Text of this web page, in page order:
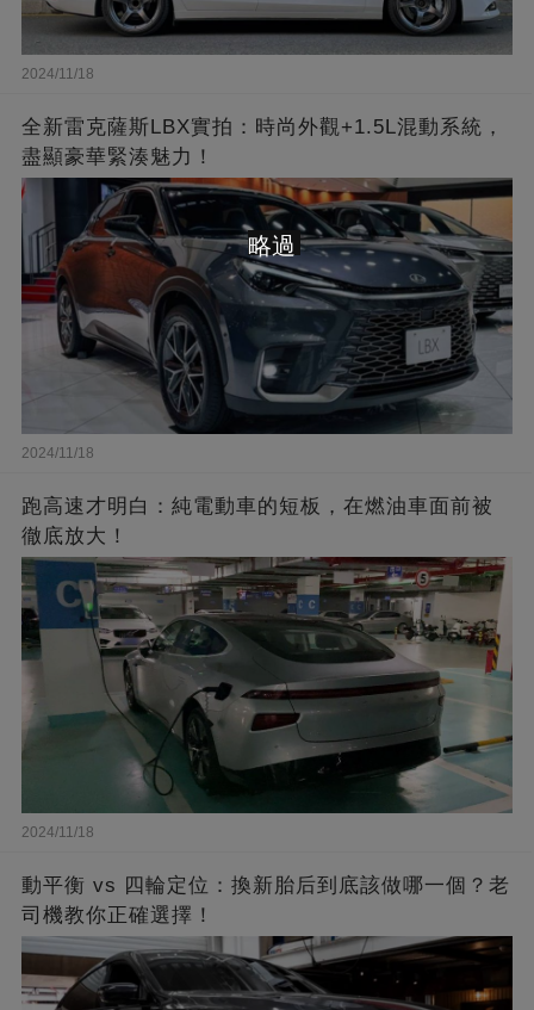
2024/11/18
全新雷克薩斯LBX實拍：時尚外觀+1.5L混動系統，
盡顯豪華緊湊魅力！
2024/11/18
跑高速才明白：純電動車的短板，在燃油車面前被
徹底放大！
2024/11/18
動平衡 vs 四輪定位：換新胎后到底該做哪一個？老
司機教你正確選擇！
略過